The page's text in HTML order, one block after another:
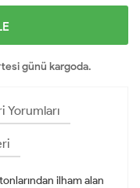
günü kargoda.
Yorumları
ilham alan